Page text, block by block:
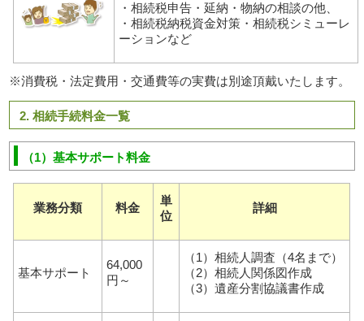
・相続税申告・延納・物納の相談の他、
・相続税納税資金対策・相続税シミューレ
ーションなど
※消費税・法定費用・交通費等の実費は別途頂戴いたします。
2. 相続手続料金一覧
（1）基本サポート料金
業務分類 料金
単
位
詳細
基本サポート
64,000
円～
（1）相続人調査（4名まで）
（2）相続人関係図作成
（3）遺産分割協議書作成